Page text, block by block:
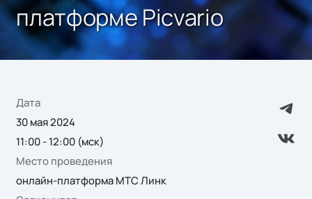
платформе Picvario
Дата
30 мая 2024
11:00 - 12:00 (мск)
Место проведения
онлайн-платформа МТС Линк